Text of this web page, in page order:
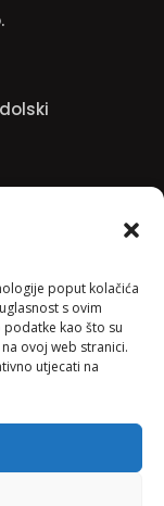
poput kolačića
s ovim
kao što su
ovoj web stranici.
utjecati na
/ Web by